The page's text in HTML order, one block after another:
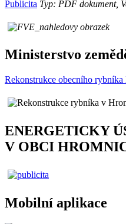
Publicita Typ: PDF dokument,
Ministerstvo
Rekonstrukce obecního
ENERGETICKY
V OBCI
Mobilní aplikace